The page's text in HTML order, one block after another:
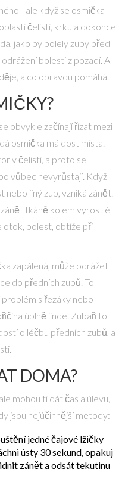
- ale když se osmička
čelisti, krku a dokonce
jako by bolely zuby před
bolesti z pozadí. A
a co opravdu pomáhá.
obvykle začínají řízat mezi
osmička má dost místa.
v čelisti, a proto se
vůbec nevyrůstají. Když
nebo jiný zub, vzniká zánět.
zánět tkáně kolem vyrostlé
otok, bolest, obtíže při
zapálená, může odrážet
do předních zubů. To
s řezáky nebo
úplně jinde. Zubaři to
o léčbu předních zubů, a
DOMA?
mohou ti dát čas a úlevu,
jsou nejúčinnější metody:
jedné čajové lžičky
ústy 30 sekund, opakuj
zánět a odsát tekutinu